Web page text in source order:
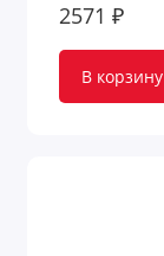
2571 ₽
В корзину